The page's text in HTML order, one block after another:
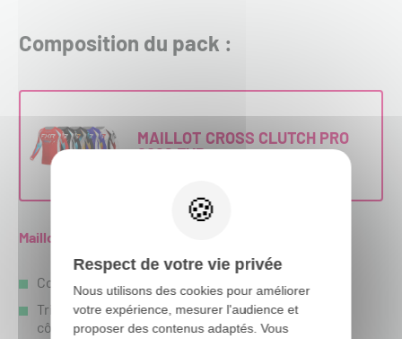
Composition du pack :
MAILLOT CROSS CLUTCH PRO
2026 FXR
Maillot Cross FXR Clutch Pro 2026 :
Conçu et développé pour un ajustement optimisé
Tricot de polyester de première qualité à mailles
côtelées
Respect de votre vie privée
Nous utilisons des cookies pour améliorer
votre expérience, mesurer l'audience et
proposer des contenus adaptés. Vous